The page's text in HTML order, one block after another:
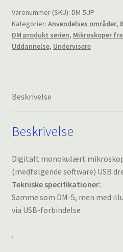
Kpixels,
(medfølgende
software)
USB
Varenummer (SKU): DM-5UP
Kategorier: Anvendelses områder,
DM produkt serien, Mikroskoper
Uddannelse, Undervisere
Beskrivelse
Beskrivelse
Digitalt monokulært
(medfølgende software) USB
Tekniske specifikationer:
Samme som DM-5, men med
via USB-forbindelse
.